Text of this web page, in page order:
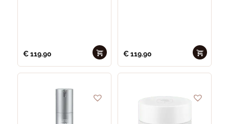
€119.90 €119.90